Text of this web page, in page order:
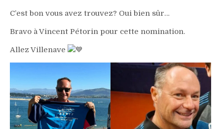
C’est bon vous avez trouvez? Oui bien sûr…
Bravo à Vincent Pétorin pour cette nomination.
Allez Villenave